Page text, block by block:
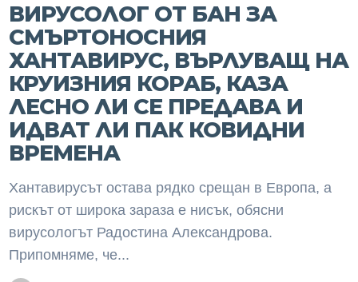
ВИРУСОЛОГ ОТ БАН ЗА
СМЪРТОНОСНИЯ
ХАНТАВИРУС, ВЪРЛУВАЩ НА
КРУИЗНИЯ КОРАБ, КАЗА
ЛЕСНО ЛИ СЕ ПРЕДАВА И
ИДВАТ ЛИ ПАК КОВИДНИ
ВРЕМЕНА
Хантавирусът остава рядко срещан в Европа, а
рискът от широка зараза е нисък, обясни
вирусологът Радостина Александрова.
Припомняме, че...